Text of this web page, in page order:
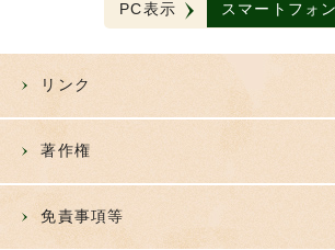
PC表示 スマートフォ
リンク
著作権
免責事項等